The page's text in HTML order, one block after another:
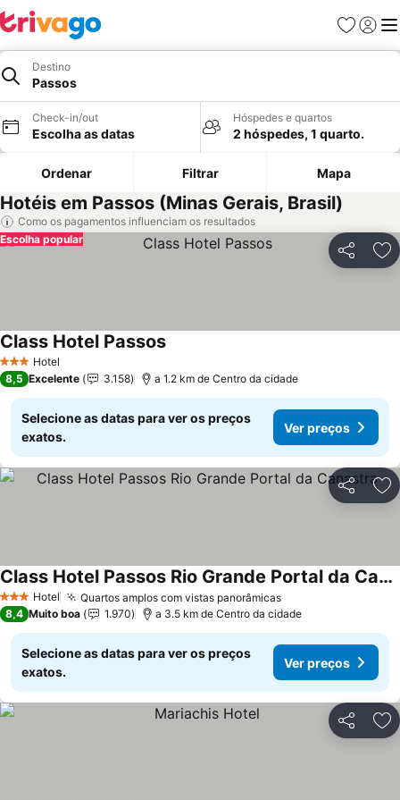
Favoritos
Iniciar
Destino
Passos
Check-in/out
Escolha as datas
Hóspedes e quartos
2 hóspedes, 1 quarto.
Ordenar Filtrar Mapa
Hotéis em Passos (Minas Gerais, Brasil)
Como os pagamentos influenciam os resultados
Partilhar
Escolha popular
3 EstrelasHotel
Class Hotel PassosVer preços
8,5 Excelente 3.158 a 1.2 km de Centro da cidade
Selecione as datas para ver os preços
exatos.
Ver preços
Partilhar
3 EstrelasHotel Quartos amplos com vistas panorâmicasVer preços
Class Hotel Passos Rio Grande Portal da Canastra
Ver preços
8,4 Muito boa 1.970 a 3.5 km de Centro da cidade
Selecione as datas para ver os preços
exatos.
Ver preços
Partilhar